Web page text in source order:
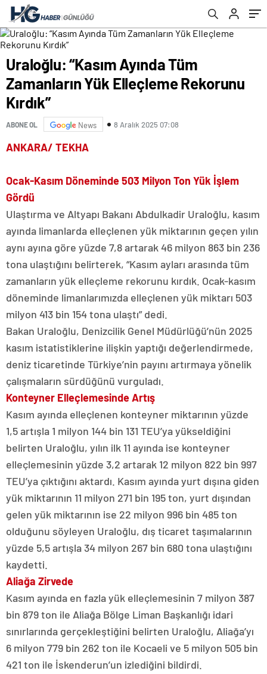
Uraloğlu: “Kasım Ayında Tüm
Zamanların Yük Elleçleme Rekorunu
Kırdık”
ABONE OL News 8 Aralık 2025 07:08
ANKARA/ TEKHA
Ocak-Kasım Döneminde 503 Milyon Ton Yük İşlem
Gördü
Ulaştırma ve Altyapı Bakanı Abdulkadir Uraloğlu, kasım
ayında limanlarda elleçlenen yük miktarının geçen yılın
aynı ayına göre yüzde 7,8 artarak 46 milyon 863 bin 236
tona ulaştığını belirterek, “Kasım ayları arasında tüm
zamanların yük elleçleme rekorunu kırdık. Ocak-kasım
döneminde limanlarımızda elleçlenen yük miktarı 503
milyon 413 bin 154 tona ulaştı” dedi.
Bakan Uraloğlu, Denizcilik Genel Müdürlüğü’nün 2025
kasım istatistiklerine ilişkin yaptığı değerlendirmede,
deniz ticaretinde Türkiye’nin payını artırmaya yönelik
çalışmaların sürdüğünü vurguladı.
Konteyner Elleçlemesinde Artış
Kasım ayında elleçlenen konteyner miktarının yüzde
1,5 artışla 1 milyon 144 bin 131 TEU’ya yükseldiğini
belirten Uraloğlu, yılın ilk 11 ayında ise konteyner
elleçlemesinin yüzde 3,2 artarak 12 milyon 822 bin 997
TEU’ya çıktığını aktardı. Kasım ayında yurt dışına giden
yük miktarının 11 milyon 271 bin 195 ton, yurt dışından
gelen yük miktarının ise 22 milyon 996 bin 485 ton
olduğunu söyleyen Uraloğlu, dış ticaret taşımalarının
yüzde 5,5 artışla 34 milyon 267 bin 680 tona ulaştığını
kaydetti.
Aliağa Zirvede
Kasım ayında en fazla yük elleçlemesinin 7 milyon 387
bin 879 ton ile Aliağa Bölge Liman Başkanlığı idari
sınırlarında gerçekleştiğini belirten Uraloğlu, Aliağa’yı
6 milyon 779 bin 262 ton ile Kocaeli ve 5 milyon 505 bin
421 ton ile İskenderun’un izlediğini bildirdi.